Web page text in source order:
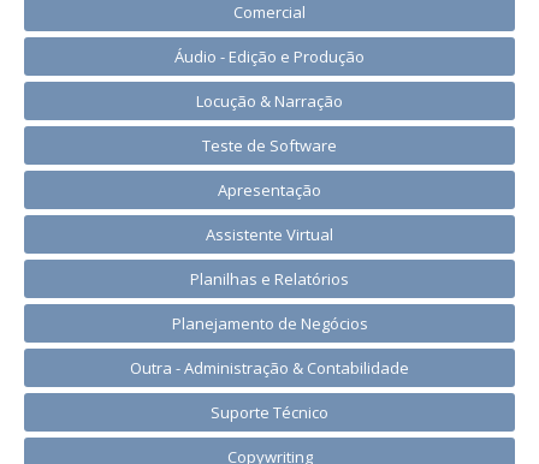
Comercial
Áudio - Edição e Produção
Locução & Narração
Teste de Software
Apresentação
Assistente Virtual
Planilhas e Relatórios
Planejamento de Negócios
Outra - Administração & Contabilidade
Suporte Técnico
Copywriting